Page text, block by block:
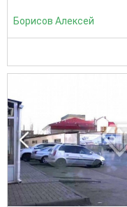
Борисов Алексей